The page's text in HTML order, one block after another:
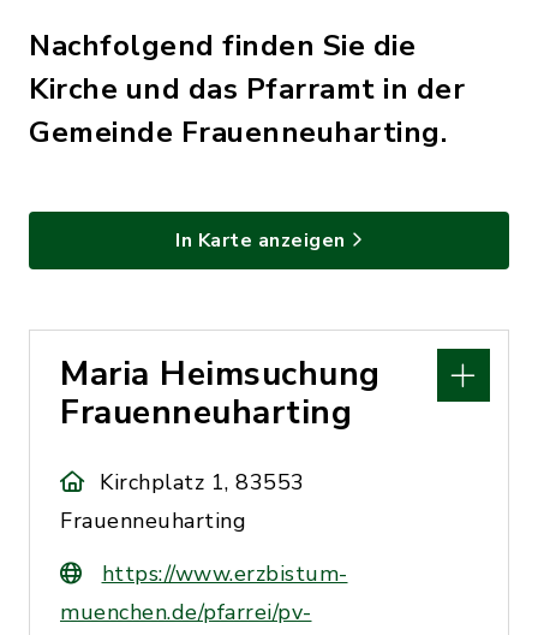
Nachfolgend finden Sie die
Kirche und das Pfarramt in der
Gemeinde Frauenneuharting.
In Karte anzeigen
Maria Heimsuchung
Frauenneuharting
Kirchplatz 1, 83553
Frauenneuharting
https://www.erzbistum-
muenchen.de/pfarrei/pv-